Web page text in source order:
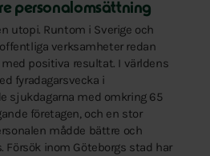
personalomsättning
utopi. Runtom i Sverige och
verksamheter redan
positiva resultat. I världens
fyradagarsvecka i
sjukdagarna med omkring 65
företagen, och en stor
mådde bättre och
Försök inom Göteborgs stad har